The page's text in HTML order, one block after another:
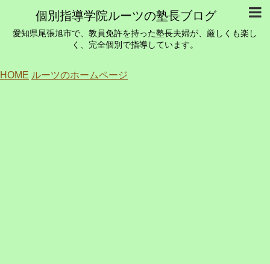
個別指導学院ルーツの塾長ブログ
愛知県尾張旭市で、教員免許を持った塾長夫婦が、厳しくも楽し
く、完全個別で指導しています。
HOME ルーツのホームページ